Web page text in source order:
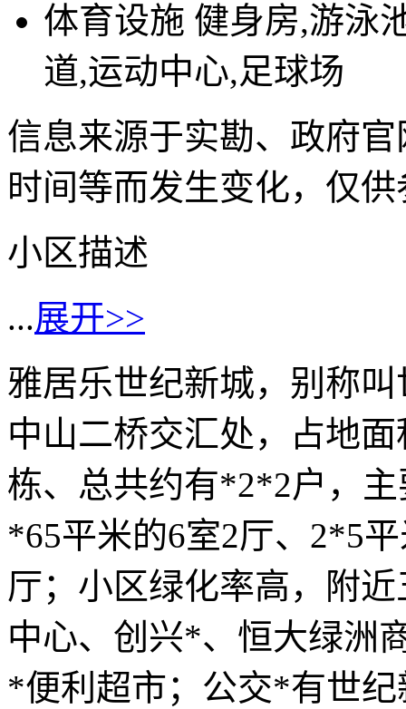
体育设施 健身房,游泳
道,运动中心,足球场
信息来源于实勘、政府
时间等而发生变化，仅
小区描述
...展开>>
雅居乐世纪新城，别称
中山二桥交汇处，占地
栋、总共约有*2*2户，
*65平米的6室2厅、2*5
厅；小区绿化率高，附
中心、创兴*、恒大绿洲
*便利超市；公交*有世